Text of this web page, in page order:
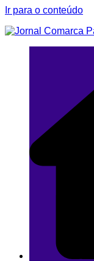
Ir para o conteúdo